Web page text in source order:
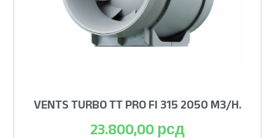
VENTS TURBO TT PRO FI 315 2050 M3/H.
23.800,00 рсд